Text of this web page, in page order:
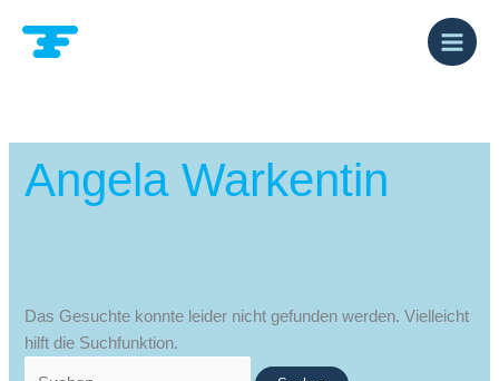
Inhalt
Angela Warkentin
Das Gesuchte konnte leider nicht gefunden werden. Vielleicht
hilft die Suchfunktion.
nach: